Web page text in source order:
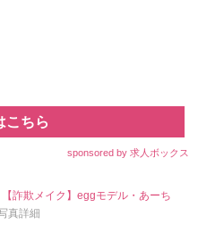
こちら
sponsored by 求人ボックス
【詐欺メイク】eggモデル・あーち
真詳細